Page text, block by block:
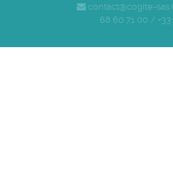
contact@cogite-
68 60 71 00 / +33